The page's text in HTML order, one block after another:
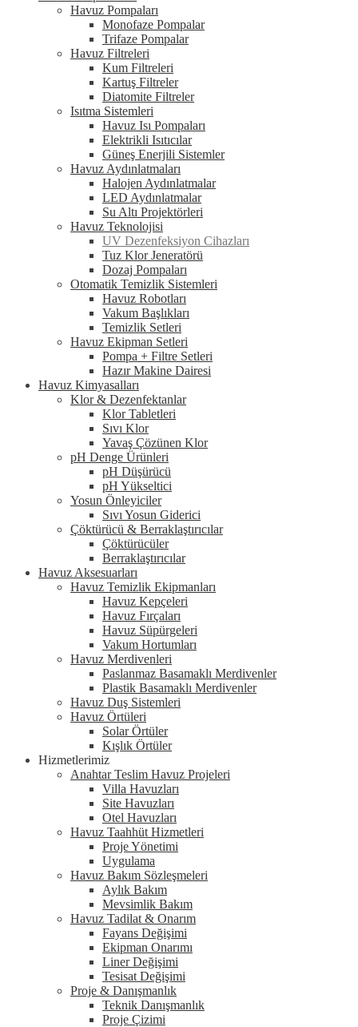
Havuz Pompaları
Monofaze Pompalar
Trifaze Pompalar
Havuz Filtreleri
Kum Filtreleri
Kartuş Filtreler
Diatomite Filtreler
Isıtma Sistemleri
Havuz Isı Pompaları
Elektrikli Isıtıcılar
Güneş Enerjili Sistemler
Havuz Aydınlatmaları
Halojen Aydınlatmalar
LED Aydınlatmalar
Su Altı Projektörleri
Havuz Teknolojisi
UV Dezenfeksiyon Cihazları
Tuz Klor Jeneratörü
Dozaj Pompaları
Otomatik Temizlik Sistemleri
Havuz Robotları
Vakum Başlıkları
Temizlik Setleri
Havuz Ekipman Setleri
Pompa + Filtre Setleri
Hazır Makine Dairesi
Havuz Kimyasalları
Klor & Dezenfektanlar
Klor Tabletleri
Sıvı Klor
Yavaş Çözünen Klor
pH Denge Ürünleri
pH Düşürücü
pH Yükseltici
Yosun Önleyiciler
Sıvı Yosun Giderici
Çöktürücü & Berraklaştırıcılar
Çöktürücüler
Berraklaştırıcılar
Havuz Aksesuarları
Havuz Temizlik Ekipmanları
Havuz Kepçeleri
Havuz Fırçaları
Havuz Süpürgeleri
Vakum Hortumları
Havuz Merdivenleri
Paslanmaz Basamaklı Merdivenler
Plastik Basamaklı Merdivenler
Havuz Duş Sistemleri
Havuz Örtüleri
Solar Örtüler
Kışlık Örtüler
Hizmetlerimiz
Anahtar Teslim Havuz Projeleri
Villa Havuzları
Site Havuzları
Otel Havuzları
Havuz Taahhüt Hizmetleri
Proje Yönetimi
Uygulama
Havuz Bakım Sözleşmeleri
Aylık Bakım
Mevsimlik Bakım
Havuz Tadilat & Onarım
Fayans Değişimi
Ekipman Onarımı
Liner Değişimi
Tesisat Değişimi
Proje & Danışmanlık
Teknik Danışmanlık
Proje Çizimi